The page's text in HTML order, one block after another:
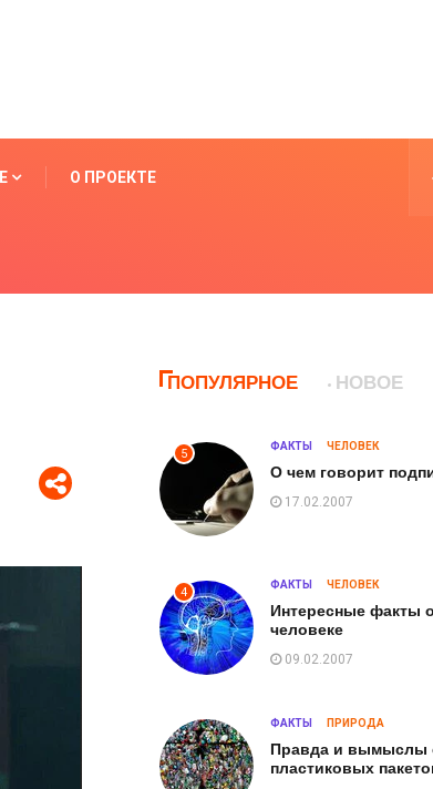
О ПРОЕКТЕ
ПОПУЛЯРНОЕ НОВОЕ
5
ФАКТЫ ЧЕЛОВЕК
О чем говорит
17.02.2007
4
ФАКТЫ ЧЕЛОВЕК
Интересные факты о
человеке
09.02.2007
ФАКТЫ ПРИРОДА
Правда и вымыслы
пластиковых